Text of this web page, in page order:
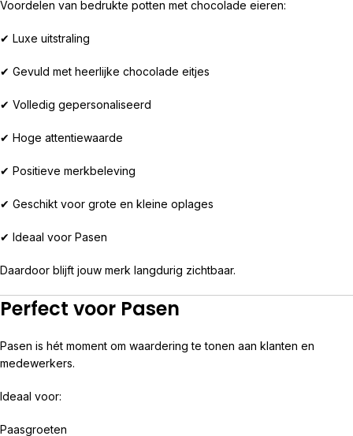
Voordelen van bedrukte potten met chocolade eieren:
✔ Luxe uitstraling
✔ Gevuld met heerlijke chocolade eitjes
✔ Volledig gepersonaliseerd
✔ Hoge attentiewaarde
✔ Positieve merkbeleving
✔ Geschikt voor grote en kleine oplages
✔ Ideaal voor Pasen
Daardoor blijft jouw merk langdurig zichtbaar.
Perfect voor Pasen
Pasen is hét moment om waardering te tonen aan klanten en
medewerkers.
Ideaal voor:
Paasgroeten